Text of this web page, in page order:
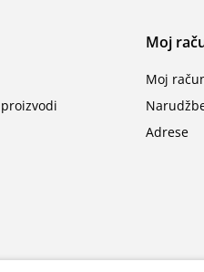
Moj
Moj
Adrese